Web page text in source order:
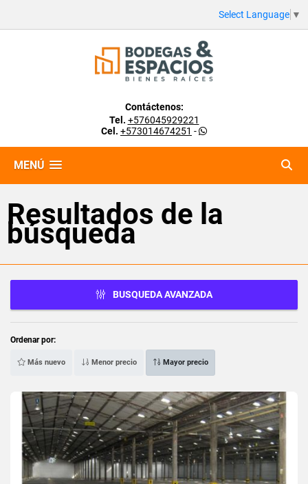
Select Language ▼
Contáctenos:
Tel. +576045929221
Cel. +573014674251 -
MENÚ
Resultados de la
búsqueda
BUSQUEDA AVANZADA
Ordenar por:
Más nuevo Menor precio Mayor precio